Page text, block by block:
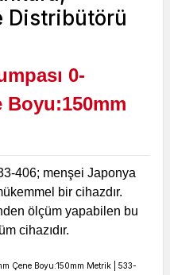
0-
Boyu:150mm
406; menşei Japonya
bir cihazdır.
ölçüm yapabilen bu
cihazıdır.